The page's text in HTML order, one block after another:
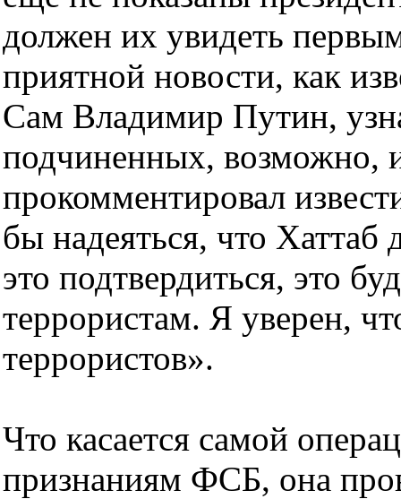
должен их увидеть
приятной новости, как
Сам Владимир Путин,
подчиненных, возможно,
прокомментировал
бы надеяться, что Хаттаб
это подтвердиться, это
террористам. Я уверен,
террористов».
Что касается самой
признаниям ФСБ, она